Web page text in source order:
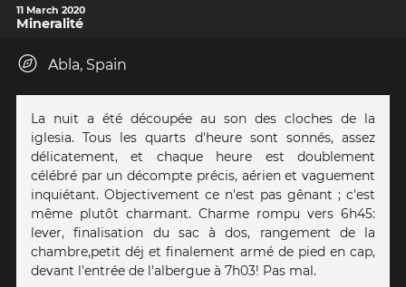
11 March 2020
Mineralité
Abla, Spain
La nuit a été découpée au son des cloches de la
iglesia. Tous les quarts d'heure sont sonnés, assez
délicatement, et chaque heure est doublement
célébré par un décompte précis, aérien et vaguement
inquiétant. Objectivement ce n'est pas gênant ; c'est
même plutôt charmant. Charme rompu vers 6h45:
lever, finalisation du sac à dos, rangement de la
chambre,petit déj et finalement armé de pied en cap,
devant l'entrée de l'albergue à 7h03! Pas mal.